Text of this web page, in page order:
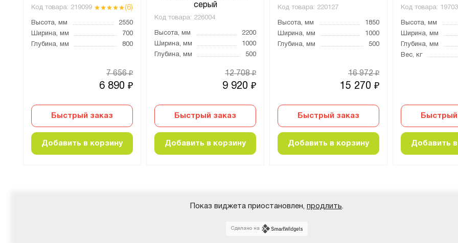
Код товара: 219099 (6)
Высота, мм
2550
Ширина, мм
700
Глубина, мм
800
6 890 ₽
7 656₽
Быстрый заказ
Добавить в корзину
серый
Код товара: 226004
Высота, мм
2200
Ширина, мм
1000
Глубина, мм
500
9 920 ₽
12 708₽
Быстрый заказ
Добавить в корзину
Код товара: 220127
Высота, мм
1850
Ширина, мм
1000
Глубина, мм
500
15 270 ₽
16 972₽
Быстрый заказ
Добавить в корзину
Код товара:
Высота, мм
Ширина, мм
Глубина, мм
Вес, кг
Быстрый
Добавить
Показ виджета приостановлен, продлить.
Сделано на